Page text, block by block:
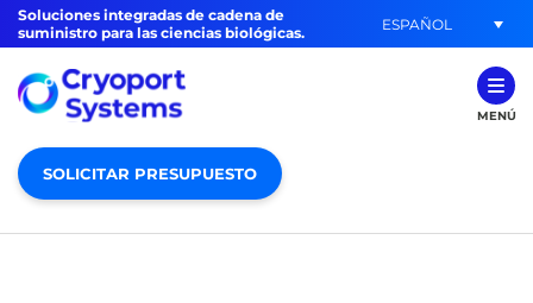
Soluciones integradas de cadena de
suministro para las ciencias biológicas.
ESPAÑOL
MENÚ
SOLICITAR PRESUPUESTO